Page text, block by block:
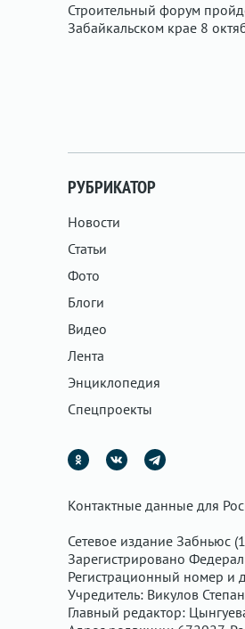
Строительный форум
Забайкальском крае 8
РУБРИКАТОР
Новости
Статьи
Фото
Блоги
Видео
Лента
Энциклопедия
Спецпроекты
Контактные данные для
Сетевое издание Забньюс
Зарегистрировано
Регистрационный номер и
Учредитель: Викулов
Главный редактор: